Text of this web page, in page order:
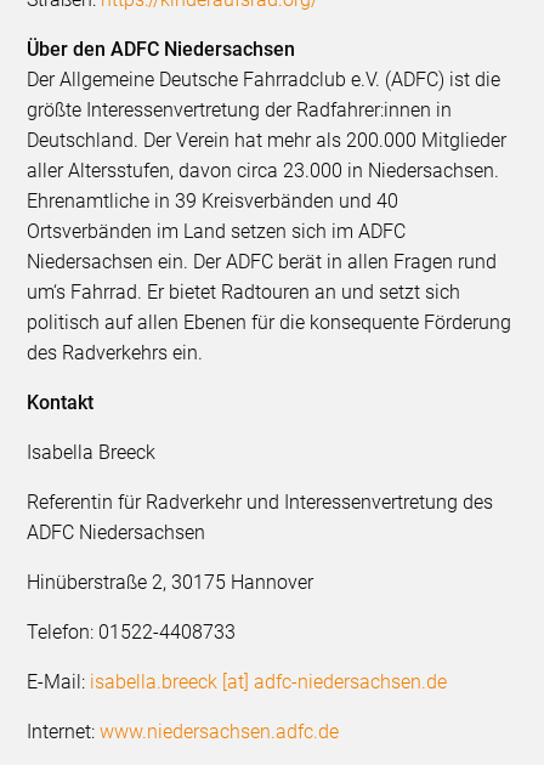
Über den ADFC Niedersachsen
Der Allgemeine Deutsche Fahrradclub e.V. (ADFC) ist die
größte Interessenvertretung der Radfahrer:innen in
Deutschland. Der Verein hat mehr als 200.000 Mitglieder
aller Altersstufen, davon circa 23.000 in Niedersachsen.
Ehrenamtliche in 39 Kreisverbänden und 40
Ortsverbänden im Land setzen sich im ADFC
Niedersachsen ein. Der ADFC berät in allen Fragen rund
um‘s Fahrrad. Er bietet Radtouren an und setzt sich
politisch auf allen Ebenen für die konsequente Förderung
des Radverkehrs ein.
Kontakt
Isabella Breeck
Referentin für Radverkehr und Interessenvertretung des
ADFC Niedersachsen
Hinüberstraße 2, 30175 Hannover
Telefon: 01522-4408733
E-Mail: isabella.breeck [at] adfc-niedersachsen.de
Internet:www.niedersachsen.adfc.de